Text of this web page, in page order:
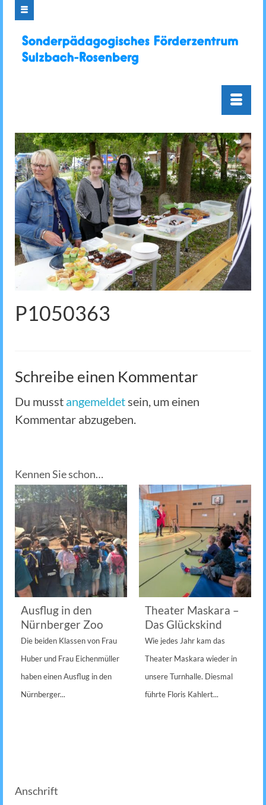
P1050363
Schreibe einen Kommentar
Du musst angemeldetsein, um einen
Kommentar abzugeben.
Kennen Sie schon…
Ausflug in den
Nürnberger Zoo
Die beiden Klassen von Frau
Huber und Frau Eichenmüller
haben einen Ausflug in den
Nürnberger...
Theater Maskara –
Das Glückskind
Wie jedes Jahr kam das
Theater Maskara wieder in
unsere Turnhalle. Diesmal
führte Floris Kahlert...
Anschrift